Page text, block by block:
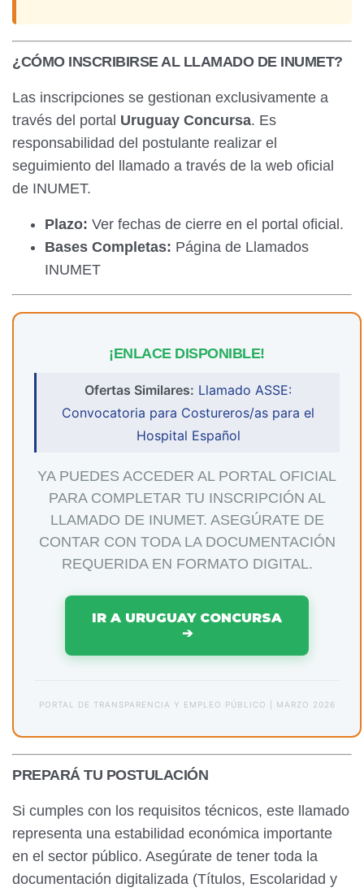
¿CÓMO INSCRIBIRSE AL LLAMADO DE INUMET?
Las inscripciones se gestionan exclusivamente a
través del portal Uruguay Concursa. Es
responsabilidad del postulante realizar el
seguimiento del llamado a través de la web oficial
de INUMET.
Plazo: Ver fechas de cierre en el portal oficial.
Bases Completas: Página de Llamados
INUMET
¡ENLACE DISPONIBLE!
Ofertas Similares: Llamado ASSE:
Convocatoria para Costureros/as para el
Hospital Español
YA PUEDES ACCEDER AL PORTAL OFICIAL
PARA COMPLETAR TU INSCRIPCIÓN AL
LLAMADO DE INUMET. ASEGÚRATE DE
CONTAR CON TODA LA DOCUMENTACIÓN
REQUERIDA EN FORMATO DIGITAL.
IR A URUGUAY CONCURSA
➔
PORTAL DE TRANSPARENCIA Y EMPLEO PÚBLICO | MARZO 2026
PREPARÁ TU POSTULACIÓN
Si cumples con los requisitos técnicos, este llamado
representa una estabilidad económica importante
en el sector público. Asegúrate de tener toda la
documentación digitalizada (Títulos, Escolaridad y